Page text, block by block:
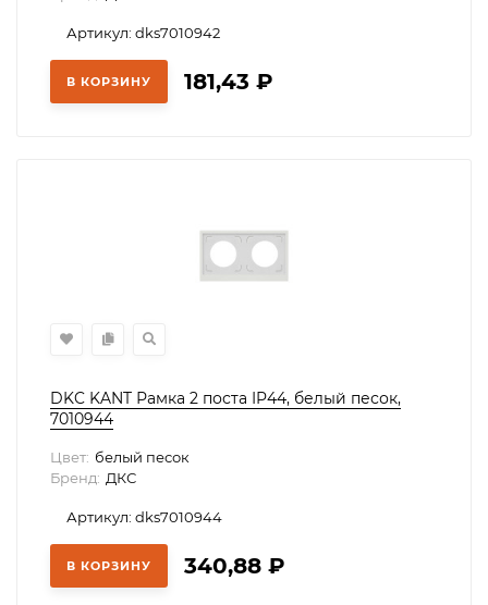
Артикул: dks7010942
В КОРЗИНУ 181,43 ₽
DKC KANT Рамка 2 поста IP44, белый песок,
7010944
Цвет: белый песок
Бренд: ДКС
Артикул: dks7010944
В КОРЗИНУ 340,88 ₽